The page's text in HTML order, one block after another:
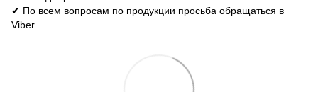
✔ По всем вопросам по продукции просьба обращаться в
Viber.